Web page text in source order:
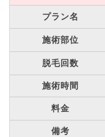
プラン名
施術部位
脱毛回数
施術時間
料金
備考